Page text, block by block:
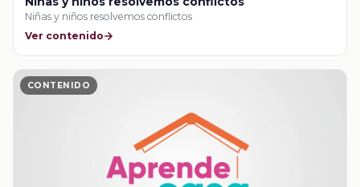
Niñas y niños resolvemos conflictos
Ver contenido
CONTENIDO